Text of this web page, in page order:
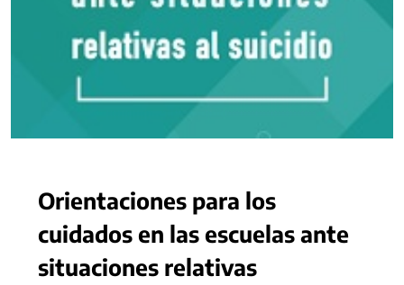
Orientaciones para los
cuidados en las escuelas ante
situaciones relativas